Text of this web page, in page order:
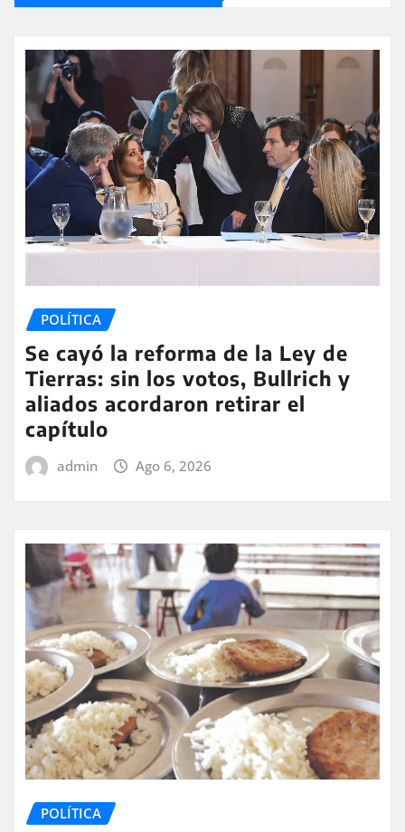
POLÍTICA
Se cayó la reforma de la Ley de
Tierras: sin los votos, Bullrich y
aliados acordaron retirar el
capítulo
admin Ago 6, 2026
POLÍTICA